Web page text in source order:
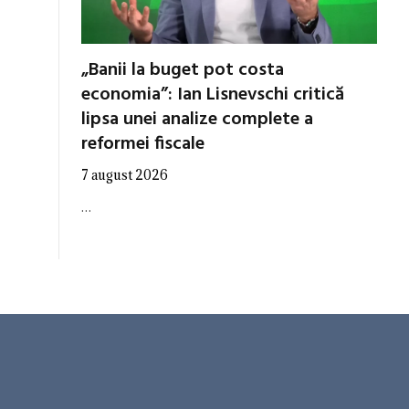
„Banii la buget pot costa
economia”: Ian Lisnevschi critică
lipsa unei analize complete a
reformei fiscale
7 august 2026
…